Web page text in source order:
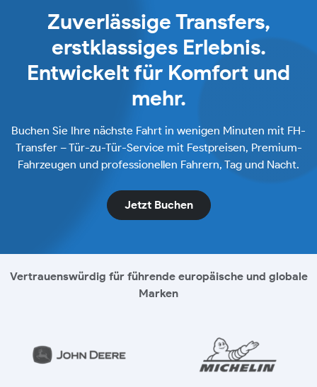
Zuverlässige Transfers,
erstklassiges Erlebnis.
Entwickelt für Komfort und
mehr.
Buchen Sie Ihre nächste Fahrt in wenigen Minuten mit FH-
Transfer – Tür-zu-Tür-Service mit Festpreisen, Premium-
Fahrzeugen und professionellen Fahrern, Tag und Nacht.
Jetzt Buchen
Vertrauenswürdig für führende europäische und globale
Marken